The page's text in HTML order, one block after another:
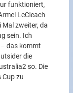
funktioniert,
LeCleach
zweiter, da
sein. Ich
das kommt
die
so. Die
Cup zu